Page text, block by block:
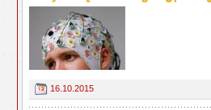
16.10.2015